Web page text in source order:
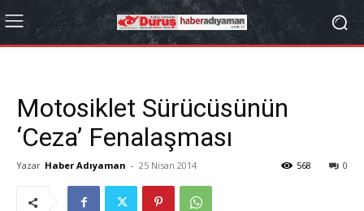
Motosiklet Sürücüsünün
‘Ceza’ Fenalaşması
Yazar Haber Adıyaman - 25 Nisan 2014 0
568